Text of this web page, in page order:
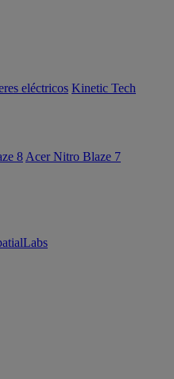
eléctricos Kinetic Tech
8 Acer Nitro Blaze 7